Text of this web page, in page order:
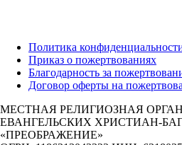
Политика
Приказ о пожертвованиях
Благодарность за
Договор оферты на
МЕСТНАЯ РЕЛИГИОЗНАЯ
ЕВАНГЕЛЬСКИХ ХРИСТИАН-
«ПРЕОБРАЖЕНИЕ»